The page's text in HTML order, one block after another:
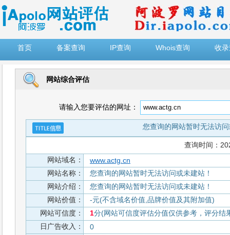
首页
备案查询 IP查询 Whois查询 收
网站综合评估
请输入您要评估的网址：
您查询的网站暂时无法访
查询时间：
网站域名：
www.actg.cn
网站名称：
您查询的网站暂时无法访问或未建站！
网站介绍：
您查询的网站暂时无法访问或未建站！
网站价值：
-元(不含域名价值,品牌价值及其附加值)
网站可信度：
1分(网站可信度评估分值仅供参考，评分结
日广告收入：
0